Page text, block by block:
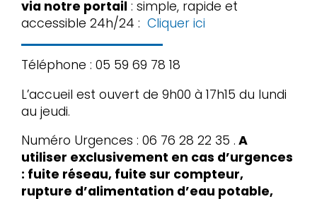
via notre portail : simple, rapide et
accessible 24h/24 : Cliquer ici
Téléphone : 05 59 69 78 18
L’accueil est ouvert de 9h00 à 17h15 du lundi
au jeudi.
Numéro Urgences : 06 76 28 22 35 . A
utiliser exclusivement en cas d’urgences
: fuite réseau, fuite sur compteur,
rupture d’alimentation d’eau potable,